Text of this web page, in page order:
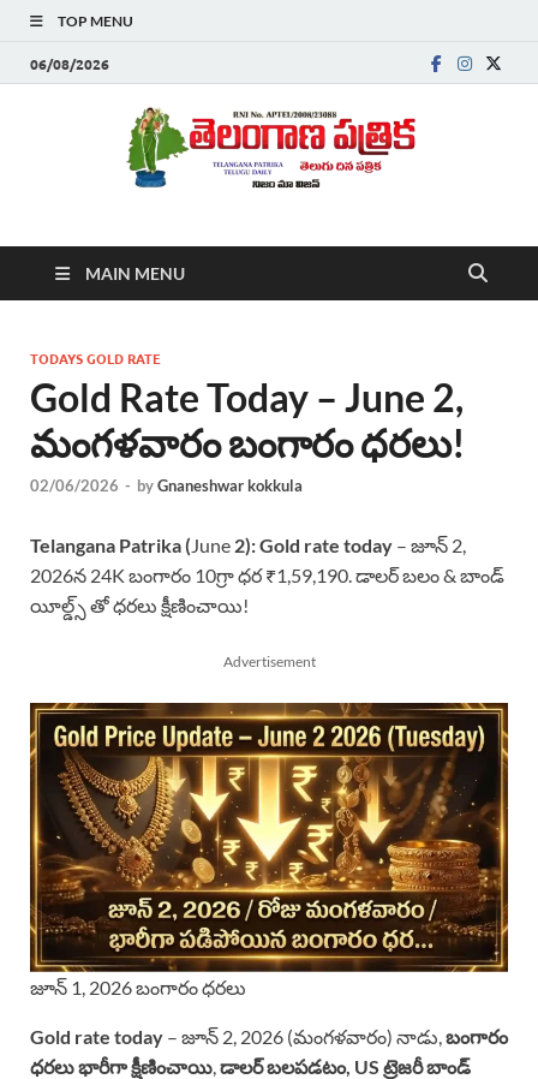
TOP MENU
06/08/2026
Telanganapatrika
,Latest Telangana News, Rajanna Sircilla News, Telangana
Breaking News, Telugu Newspaper Online, Today Telugu News,
తెలుగు వార్తలు , బ్రేకింగ్ న్యూస్ తెలుగులో , తెలంగాణ లో తాజా అప్‌డేట్స్ ,
తెలుగు న్యూస్ పేపర్
MAIN MENU
TODAYS GOLD RATE
Gold Rate Today – June 2,
మంగళవారం బంగారం ధరలు!
02/06/2026 - byGnaneshwar kokkula
Telangana Patrika (June 2):Gold rate today – జూన్ 2,
2026న 24K బంగారం 10గ్రా ధర ₹1,59,190. డాలర్ బలం & బాండ్
యీల్డ్స్ తో ధరలు క్షీణించాయి!
Advertisement
జూన్ 1, 2026 బంగారం ధరలు
Gold rate today – జూన్ 2, 2026 (మంగళవారం) నాడు,బంగారం
ధరలు భారీగా క్షీణించాయి,డాలర్ బలపడటం, US ట్రెజరీ బాండ్